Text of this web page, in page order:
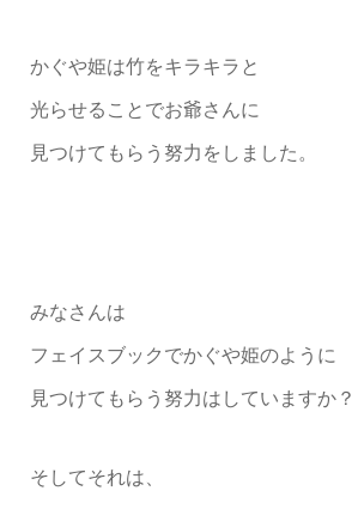
かぐや姫は竹をキラキラと
光らせることでお爺さんに
見つけてもらう努力をしました。
みなさんは
フェイスブックでかぐや姫のように
見つけてもらう努力はしていますか？
そしてそれは、